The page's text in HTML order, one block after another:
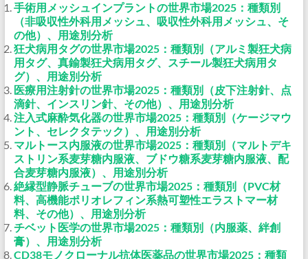
手術用メッシュインプラントの世界市場2025：種類別
（非吸収性外科用メッシュ、吸収性外科用メッシュ、そ
の他）、用途別分析
狂犬病用タグの世界市場2025：種類別（アルミ製狂犬病
用タグ、真鍮製狂犬病用タグ、スチール製狂犬病用タ
グ）、用途別分析
医療用注射針の世界市場2025：種類別（皮下注射針、点
滴針、インスリン針、その他）、用途別分析
注入式麻酔気化器の世界市場2025：種類別（ケージマウ
ント、セレクタテック）、用途別分析
マルトース内服液の世界市場2025：種類別（マルトデキ
ストリン系麦芽糖内服液、ブドウ糖系麦芽糖内服液、配
合麦芽糖内服液）、用途別分析
絶縁型静脈チューブの世界市場2025：種類別（PVC材
料、高機能ポリオレフィン系熱可塑性エラストマー材
料、その他）、用途別分析
チベット医学の世界市場2025：種類別（内服薬、絆創
膏）、用途別分析
CD38モノクローナル抗体医薬品の世界市場2025：種類